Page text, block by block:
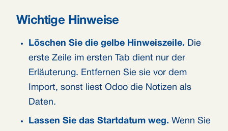
Wichtige Hinweise
Löschen Sie die gelbe Hinweiszeile. Die
erste Zeile im ersten Tab dient nur der
Erläuterung. Entfernen Sie sie vor dem
Import, sonst liest Odoo die Notizen als
Daten.
Lassen Sie das Startdatum weg. Wenn Sie